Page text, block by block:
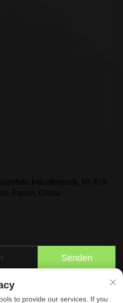
Senden
to provide our services. If you